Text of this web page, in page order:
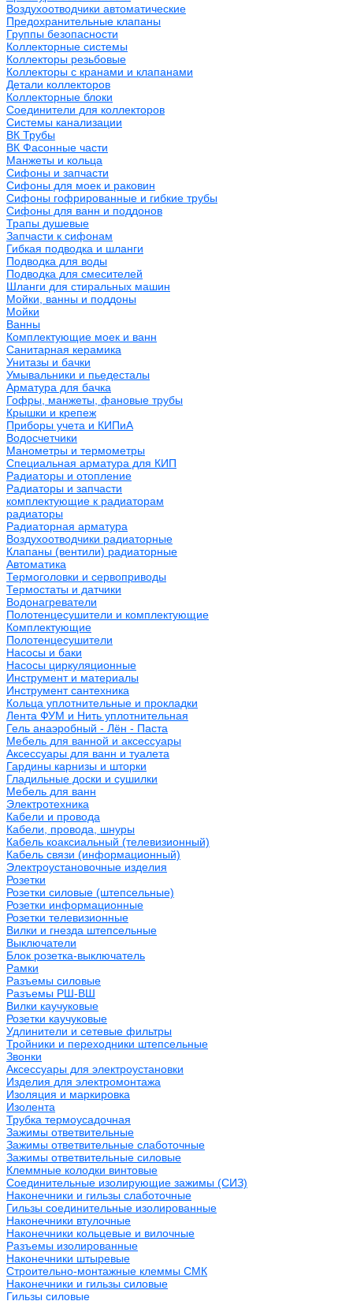
Воздухоотводчики автоматические
Предохранительные клапаны
Группы безопасности
Коллекторные системы
Коллекторы резьбовые
Коллекторы с кранами и клапанами
Детали коллекторов
Коллекторные блоки
Соединители для коллекторов
Системы канализации
ВК Трубы
ВК Фасонные части
Манжеты и кольца
Сифоны и запчасти
Сифоны для моек и раковин
Сифоны гофрированные и гибкие трубы
Сифоны для ванн и поддонов
Трапы душевые
Запчасти к сифонам
Гибкая подводка и шланги
Подводка для воды
Подводка для смесителей
Шланги для стиральных машин
Мойки, ванны и поддоны
Мойки
Ванны
Комплектующие моек и ванн
Санитарная керамика
Унитазы и бачки
Умывальники и пьедесталы
Арматура для бачка
Гофры, манжеты, фановые трубы
Крышки и крепеж
Приборы учета и КИПиА
Водосчетчики
Манометры и термометры
Специальная арматура для КИП
Радиаторы и отопление
Радиаторы и запчасти
комплектующие к радиаторам
радиаторы
Радиаторная арматура
Воздухоотводчики радиаторные
Клапаны (вентили) радиаторные
Автоматика
Термоголовки и сервоприводы
Термостаты и датчики
Водонагреватели
Полотенцесушители и комплектующие
Комплектующие
Полотенцесушители
Насосы и баки
Насосы циркуляционные
Инструмент и материалы
Инструмент сантехника
Кольца уплотнительные и прокладки
Лента ФУМ и Нить уплотнительная
Гель анаэробный - Лён - Паста
Мебель для ванной и аксессуары
Аксессуары для ванн и туалета
Гардины карнизы и шторки
Гладильные доски и сушилки
Мебель для ванн
Электротехника
Кабели и провода
Кабели, провода, шнуры
Кабель коаксиальный (телевизионный)
Кабель связи (информационный)
Электроустановочные изделия
Розетки
Розетки силовые (штепсельные)
Розетки информационные
Розетки телевизионные
Вилки и гнезда штепсельные
Выключатели
Блок розетка-выключатель
Рамки
Разъемы силовые
Разъемы РШ-ВШ
Вилки каучуковые
Розетки каучуковые
Удлинители и сетевые фильтры
Тройники и переходники штепсельные
Звонки
Аксессуары для электроустановки
Изделия для электромонтажа
Изоляция и маркировка
Изолента
Трубка термоусадочная
Зажимы ответвительные
Зажимы ответвительные слаботочные
Зажимы ответвительные силовые
Клеммные колодки винтовые
Соединительные изолирующие зажимы (СИЗ)
Наконечники и гильзы слаботочные
Гильзы соединительные изолированные
Наконечники втулочные
Наконечники кольцевые и вилочные
Разъемы изолированные
Наконечники штыревые
Строительно-монтажные клеммы СМК
Наконечники и гильзы силовые
Гильзы силовые